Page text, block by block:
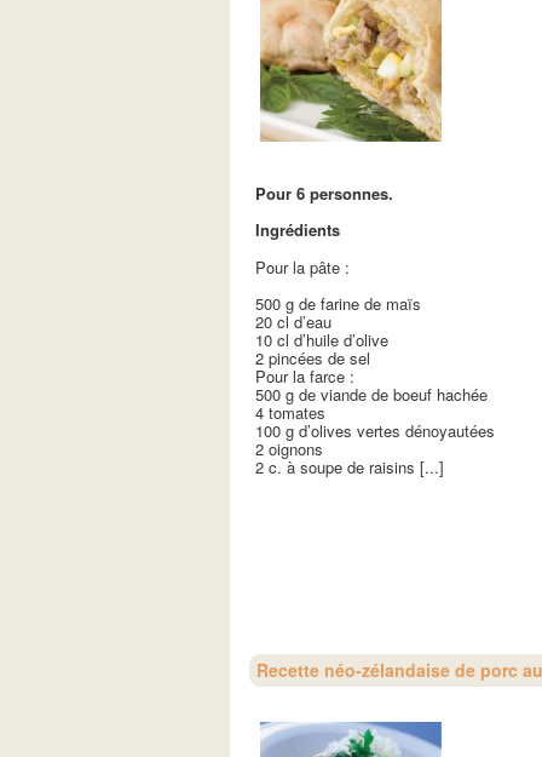
Pour 6 personnes.
Ingrédients
Pour la pâte :
500 g de farine de maïs
20 cl d’eau
10 cl d’huile d’olive
2 pincées de sel
Pour la farce :
500 g de viande de boeuf hachée
4 tomates
100 g d’olives vertes dénoyautées
2 oignons
2 c. à soupe de raisins [...]
Recette néo-zélandaise de porc